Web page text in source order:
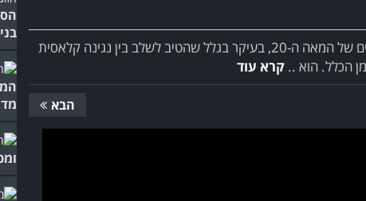
ויקטור בורגה הוא אחד הבדרנים והפסנתרנים החשובים של המאה ה-20, בעיקר בגלל שהטיב לשלב בין נגינה קלאסית
הכלל. הוא .. קרא עוד
הבא